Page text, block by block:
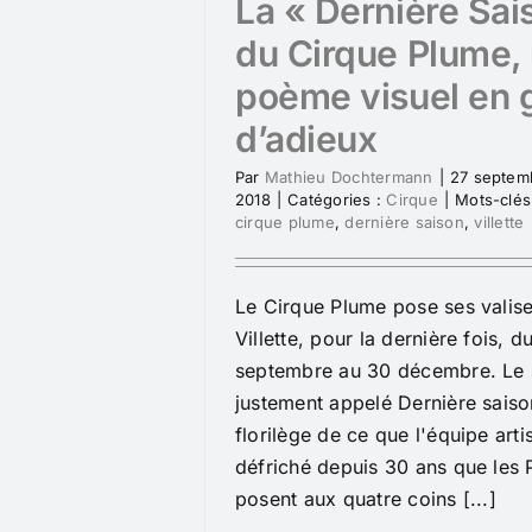
La « Dernière
du Cirque Plume,
poème visuel en
d’adieux
Par Mathieu Dochtermann
27
2018
Catégories : Cirque Mots-
cirque plume,dernière saison,villette
Le Cirque Plume pose ses
Villette, pour la dernière fois,
septembre au 30 décembre. Le
justement appelé Dernière
florilège de ce que l'équipe
défriché depuis 30 ans que les
posent aux quatre coins [...]